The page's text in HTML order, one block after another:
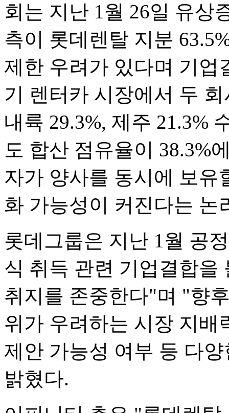
회는 지난 1월 26일 유상
측이 롯데렌탈 지분
제한 우려가 있다며 기업
기 렌터카 시장에서 두
내륙 29.3%, 제주 21.3%
도 합산 점유율이 38.3%
자가 양사를 동시에 보유
화 가능성이 커진다는 논
롯데그룹은 지난 1월 공
식 취득 관련 기업결합을
취지를 존중한다"며 "향
위가 우려하는 시장 지배
제안 가능성 여부 등 다
밝혔다.